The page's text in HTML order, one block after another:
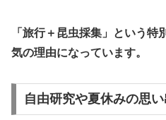
「旅行＋昆虫採集」という特
気の理由になっています。
自由研究や夏休みの思